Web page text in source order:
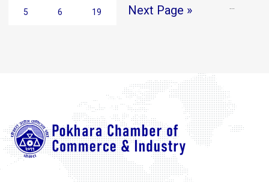
5 6 19 Next Page »